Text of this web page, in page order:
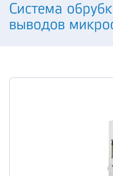
Система
выводов